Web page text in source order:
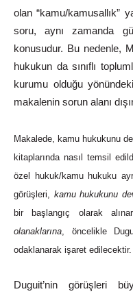
olan “kamu/kamusallık”
soru, aynı zamanda
konusudur. Bu nedenle,
hukukun da sınıflı
kurumu olduğu
makalenin sorun alanı
Makalede, kamu hukukunu
kitaplarında nasıl temsil
özel hukuk/kamu hukuku
görüşleri, kamu hukukunu
bir
başlangıç olarak
olanaklarına, öncelikle
odaklanarak işaret edilecektir.
Duguit’nin görüşleri